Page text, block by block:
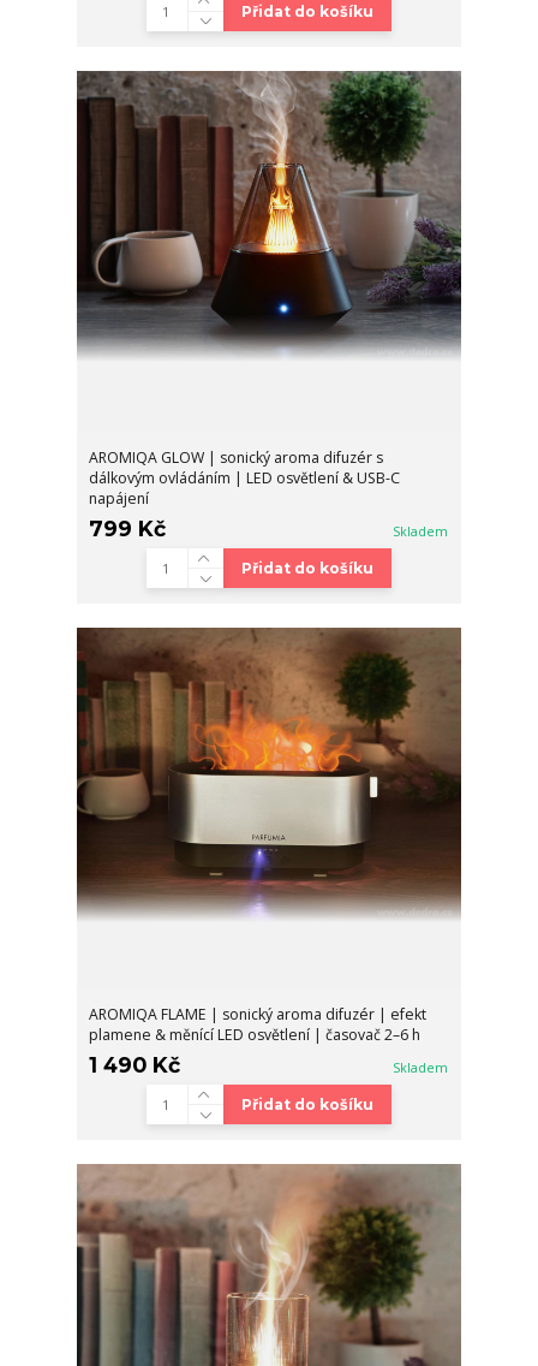
Přidat do košíku
AROMIQA GLOW | sonický aroma difuzér s
dálkovým ovládáním | LED osvětlení & USB-C
napájení
799 Kč Skladem
Přidat do košíku
AROMIQA FLAME | sonický aroma difuzér | efekt
plamene & měnící LED osvětlení | časovač 2–6 h
1 490 Kč Skladem
Přidat do košíku